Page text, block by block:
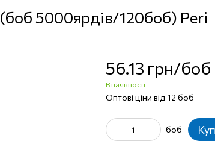
5000ярдів/120боб) Peri
56.13 грн/боб
В наявності
Оптові ціни від 12 боб
боб